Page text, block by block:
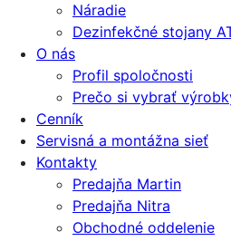
Náradie
Dezinfekčné stojany
O nás
Profil spoločnosti
Prečo si vybrať
Cenník
Servisná a montážna sieť
Kontakty
Predajňa Martin
Predajňa Nitra
Obchodné oddelenie